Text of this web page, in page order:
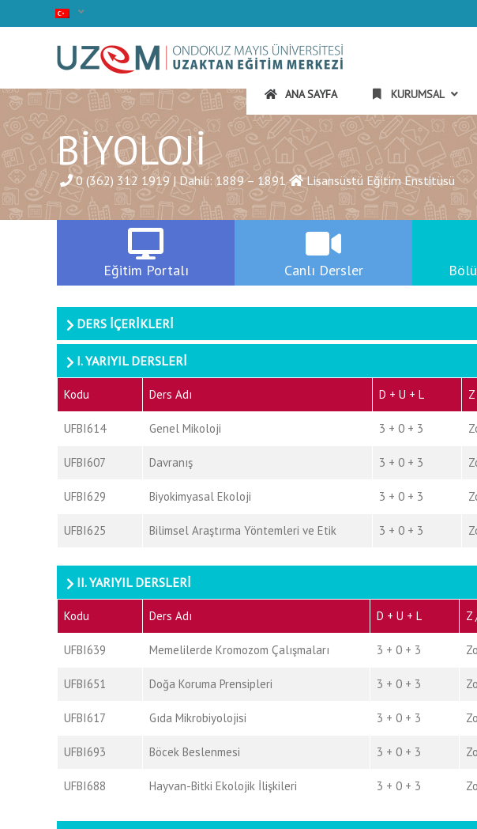
ANA SAYFA KURUMSAL
BİYOLOJİ
0 (362) 312 1919 | Dahili: 1889 – 1891 Lisansüstü Eğitim Enstitüsü
Eğitim Portalı Canlı Dersler
DERS İÇERİKLERİ
I. YARIYIL DERSLERİ
Kodu Ders Adı D + U + L
UFBI614 Genel Mikoloji 3 + 0 + 3
UFBI607 Davranış 3 + 0 + 3
UFBI629 Biyokimyasal Ekoloji 3 + 0 + 3
UFBI625 Bilimsel Araştırma Yöntemleri ve Etik 3 + 0 + 3
II. YARIYIL DERSLERİ
Kodu Ders Adı D + U + L Z
UFBI639 Memelilerde Kromozom Çalışmaları 3 + 0 + 3
UFBI651 Doğa Koruma Prensipleri 3 + 0 + 3
UFBI617 Gıda Mikrobiyolojisi 3 + 0 + 3
UFBI693 Böcek Beslenmesi 3 + 0 + 3
UFBI688 Hayvan-Bitki Ekolojik İlişkileri 3 + 0 + 3